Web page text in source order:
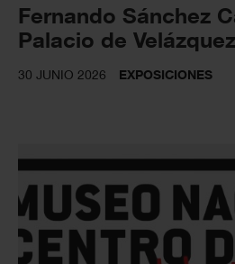
Fernando Sánchez
Palacio de
30 JUNIO 2026 EXPOSICIONES